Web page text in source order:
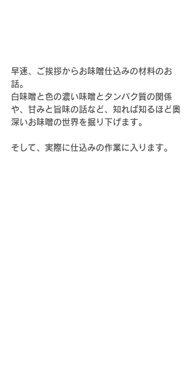
早速、ご挨拶からお味噌仕込みの材料のお
話。
白味噌と色の濃い味噌とタンパク質の関係
や、甘みと旨味の話など、知れば知るほど奥
深いお味噌の世界を掘り下げます。
そして、実際に仕込みの作業に入ります。